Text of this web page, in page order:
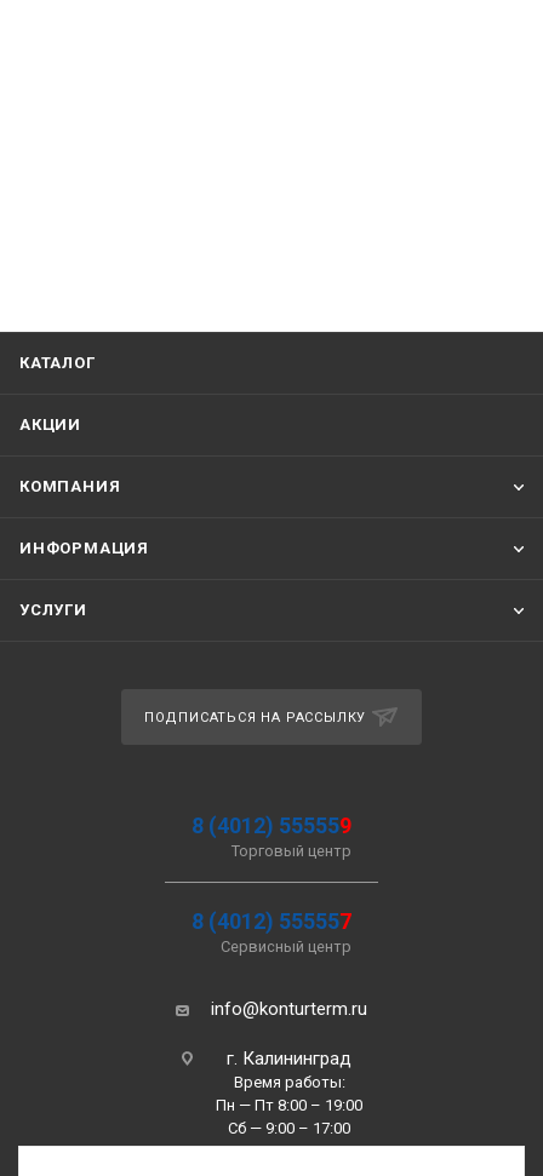
КАТАЛОГ
АКЦИИ
КОМПАНИЯ
ИНФОРМАЦИЯ
УСЛУГИ
ПОДПИСАТЬСЯ НА РАССЫЛКУ
8 (4012) 555559
Торговый центр
8 (4012) 555557
Сервисный центр
info@konturterm.ru
г. Калининград
Время работы:
Пн — Пт 8:00 – 19:00
Сб — 9:00 – 17:00
Вс —10:00 – 16:00